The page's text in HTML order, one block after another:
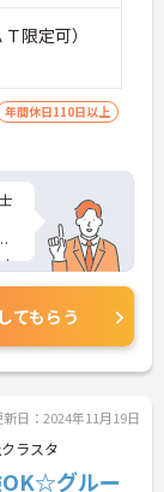
限定可）
年間休日110日以上
てもらう
新日：2024年11月19日
ラスタ
OK☆グルー